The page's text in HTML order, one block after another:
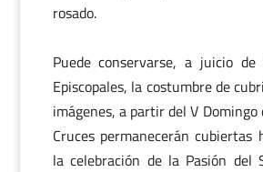
rosado.
Puede conservarse, a juicio de
Episcopales, la costumbre de
imágenes, a partir del V Domingo
Cruces permanecerán cubiertas
la celebración de la Pasión del